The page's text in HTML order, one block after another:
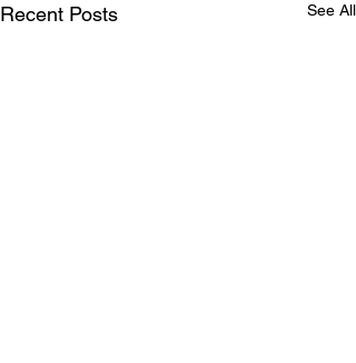
Recent Posts See All